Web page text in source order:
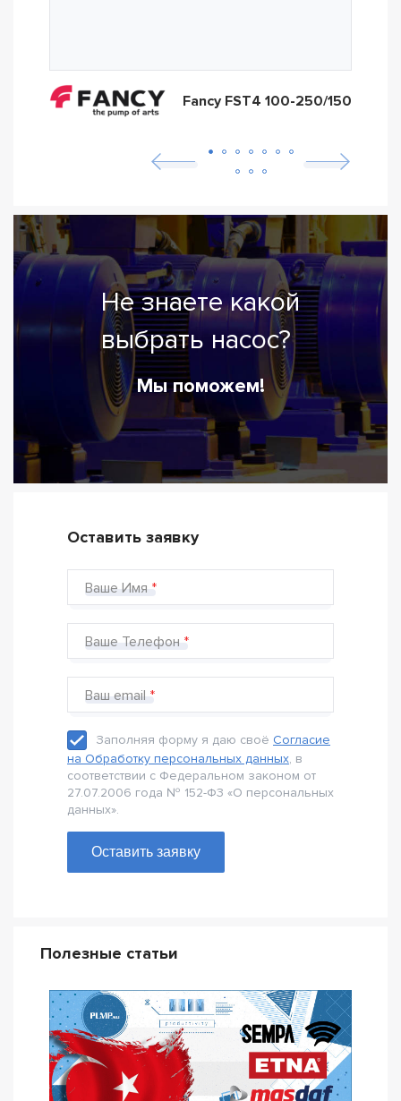
Fancy FST4 100-250/150
Не знаете какой
выбрать насос?
Мы поможем!
Оставить заявку
Ваше Имя
Ваше Телефон
Ваш email
Заполняя форму я даю своё Согласие
на Обработку персональных данных, в
соответствии с Федеральном законом от
27.07.2006 года № 152-Ф3 «О персональных
данных».
Оставить заявку
Полезные статьи